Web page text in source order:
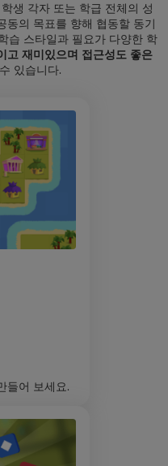
생 각자 또는 학급 전체의 성
동의 목표를 향해 협동할 동기
습 스타일과 필요가 다양한 학
고 재미있으며 접근성도 좋은
있습니다.
들어 보세요.